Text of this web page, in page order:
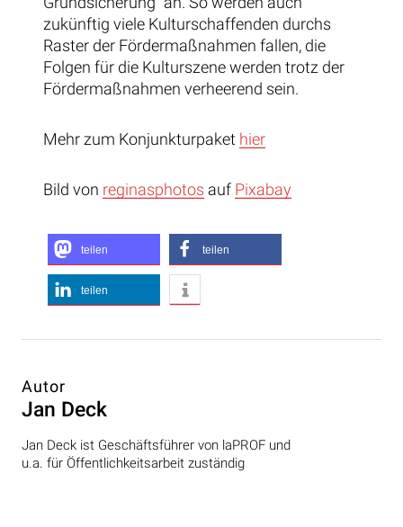
zukünftig viele Kulturschaffenden durchs
Raster der Fördermaßnahmen fallen, die
Folgen für die Kulturszene werden trotz der
Fördermaßnahmen verheerend sein.
Mehr zum Konjunkturpaket hier
Bild von reginasphotos auf Pixabay
teilen teilen
teilen
Autor
Jan Deck
Jan Deck ist Geschäftsführer von laPROF und
u.a. für Öffentlichkeitsarbeit zuständig